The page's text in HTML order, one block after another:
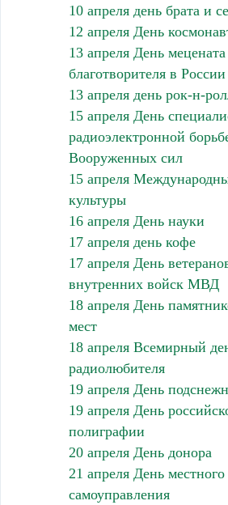
10 апреля день брата и
12 апреля День
13 апреля День
благотворителя в России
13 апреля день рок-н-
15 апреля День
радиоэлектронной
Вооруженных сил
15 апреля
культуры
16 апреля День науки
17 апреля день кофе
17 апреля День
внутренних войск МВД
18 апреля День
мест
18 апреля Всемирный
радиолюбителя
19 апреля День
19 апреля День
полиграфии
20 апреля День донора
21 апреля День местного
самоуправления